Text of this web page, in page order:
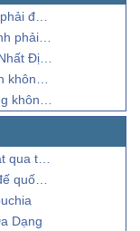
thăm
thăm
Thử
bỏ lỡ
bỏ lỡ
mới về
Khmer
Dạng